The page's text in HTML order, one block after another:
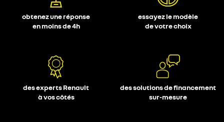
obtenez une réponse
en moins de 4h
essayez le modèle
de votre choix
des experts Renault
à vos côtés
des solutions de financement
sur-mesure